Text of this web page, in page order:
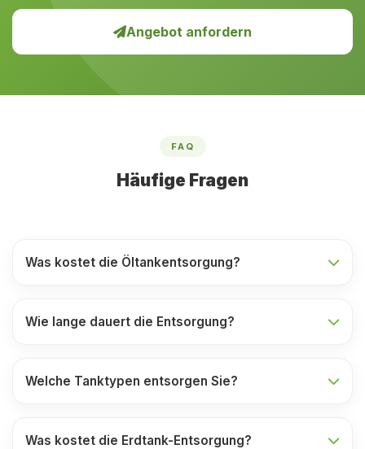
Angebot anfordern
FAQ
Häufige Fragen
Was kostet die Öltankentsorgung?
Wie lange dauert die Entsorgung?
Welche Tanktypen entsorgen Sie?
Was kostet die Erdtank-Entsorgung?